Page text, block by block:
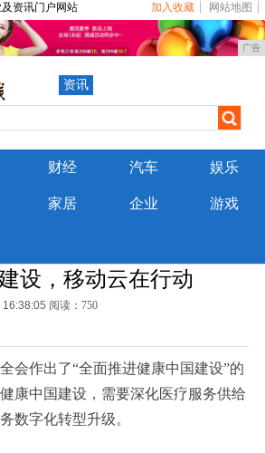
资讯门户网站 加入收藏 网站地图
广告
资讯
财经 汽车 娱乐
家居 企业 游戏
设，移动云在行动
阅读：750
会作出了“全面推进健康中国建设”的
康中国建设，需要深化医疗服务供给
数字化转型升级。